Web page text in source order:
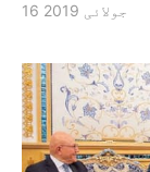
16 جولائی 2019